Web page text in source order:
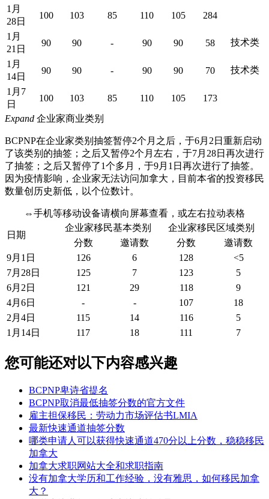
1月
28日
100 103 85 110 105 284
1月
21日
90 90 - 90 90 58 技术类
1月
14日
90 90 - 90 90 70 技术类
1月7
日
100 103 85 110 105
173
Expand 企业家商业类别
BCPNP在企业家类别抽签暂停2个月之后，于6月2日重新启动
了该类别的抽签；之后又暂停2个月左右，于7月28日再次进行
了抽签；之后又暂停了1个多月，于9月1日再次进行了抽签。
因为疫情影响，企业家无法访问加拿大，目前本省的投资移民
数量创历史新低，以个位数计。
⇔手机等移动设备请横向屏幕查看，或左右拉动表格
日期
企业家移民基本类别
企业家移民区域类别
分数
邀请数 分数
邀请数
9月1日
126 6 128
<5
7月28日
125 7 123
5
6月2日
121 29 118
9
4月6日
- - 107
18
2月4日
115 14 116
5
1月14日
117 18 111 7
您可能还对以下内容感兴趣
BCPNP卑诗省提名
BCPNP取消最低抽签分数的官方文件
雇主担保移民：劳动力市场评估书LMIA
最新快速通道抽签分数
哪类申请人可以获得快速通道470分以上分数，稳稳移民
加拿大
加拿大求职网站大全和求职指南
没有加拿大学历和工作经验，没有雅思，如何移民加拿
大？